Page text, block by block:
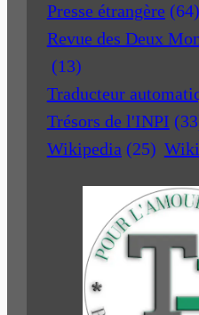
Presse étrangère (64)
Revue des Deux
(13)
Traducteur
Trésors de l'INPI
Wikipedia (25)